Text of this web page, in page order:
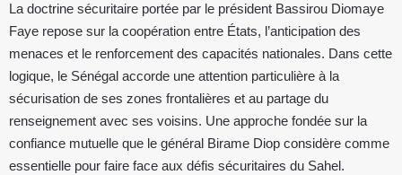
La doctrine sécuritaire portée par le président Bassirou Diomaye
Faye repose sur la coopération entre États, l’anticipation des
menaces et le renforcement des capacités nationales. Dans cette
logique, le Sénégal accorde une attention particulière à la
sécurisation de ses zones frontalières et au partage du
renseignement avec ses voisins. Une approche fondée sur la
confiance mutuelle que le général Birame Diop considère comme
essentielle pour faire face aux défis sécuritaires du Sahel.